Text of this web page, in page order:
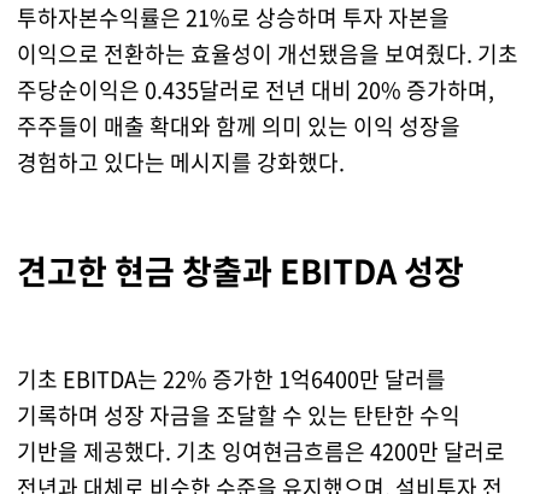
투하자본수익률은 21%로 상승하며 투자 자본을
이익으로 전환하는 효율성이 개선됐음을 보여줬다. 기초
주당순이익은 0.435달러로 전년 대비 20% 증가하며,
주주들이 매출 확대와 함께 의미 있는 이익 성장을
경험하고 있다는 메시지를 강화했다.
견고한 현금 창출과 EBITDA 성장
기초 EBITDA는 22% 증가한 1억6400만 달러를
기록하며 성장 자금을 조달할 수 있는 탄탄한 수익
기반을 제공했다. 기초 잉여현금흐름은 4200만 달러로